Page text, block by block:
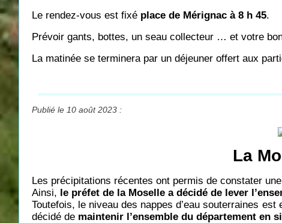
Le rendez-vous est fixé place de Mérignac à 8 h 45.
Prévoir gants, bottes, un seau collecteur … et votre
La matinée se terminera par un déjeuner offert aux
Publié le 10 août 2023 :
La
Les précipitations récentes ont permis de constater
Ainsi, le préfet de la Moselle a décidé de lever
Toutefois, le niveau des nappes d’eau souterraines
décidé de maintenir l’ensemble du département en